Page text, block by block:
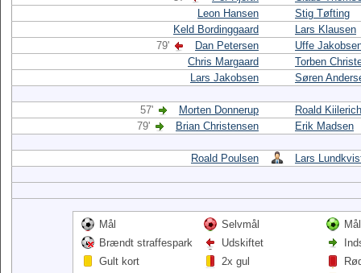
Leon Hansen
Stig Tøfting
Keld Bordinggaard
Lars Klausen
79'
Dan Petersen
Uffe
Chris Margaard
Torben
Lars Jakobsen
Søren
57' Morten Donnerup
Roald Kiilerich
79'
Brian Christensen Erik Madsen
Roald Poulsen Lars
Mål Selvmål
Brændt straffespark
Udskiftet
Gult kort
2x gul